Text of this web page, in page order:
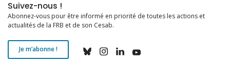
Suivez-nous !
Abonnez-vous pour être informé en priorité de toutes les actions et
actualités de la FRB et de son Cesab.
Je m’abonne !